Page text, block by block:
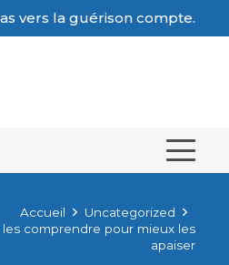
vers la guérison compte.
Accueil
Uncategorized
comprendre pour mieux les
apaiser